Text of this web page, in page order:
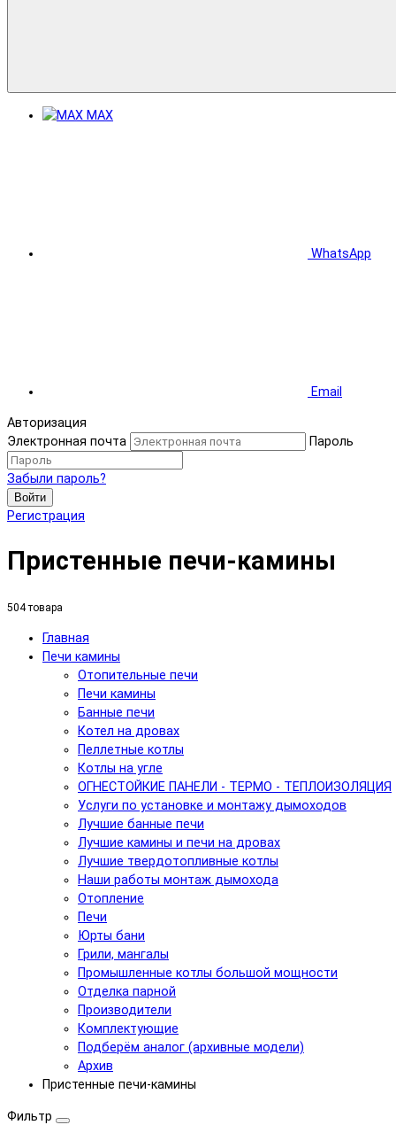
MAX
WhatsApp
Email
Авторизация
Электронная почта
Пароль
Забыли пароль?
Войти
Регистрация
Пристенные печи-камины
504 товара
Главная
Печи камины
Отопительные печи
Печи камины
Банные печи
Котел на дровах
Пеллетные котлы
Котлы на угле
ОГНЕСТОЙКИЕ ПАНЕЛИ - ТЕРМО - ТЕПЛОИЗОЛЯЦИЯ
Услуги по установке и монтажу дымоходов
Лучшие банные печи
Лучшие камины и печи на дровах
Лучшие твердотопливные котлы
Наши работы монтаж дымохода
Отопление
Печи
Юрты бани
Грили, мангалы
Промышленные котлы большой мощности
Отделка парной
Производители
Комплектующие
Подберём аналог (архивные модели)
Архив
Пристенные печи-камины
Фильтр